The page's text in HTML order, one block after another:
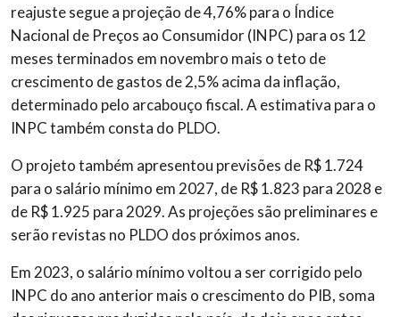
reajuste segue a projeção de 4,76% para o Índice
Nacional de Preços ao Consumidor (INPC) para os 12
meses terminados em novembro mais o teto de
crescimento de gastos de 2,5% acima da inflação,
determinado pelo arcabouço fiscal. A estimativa para o
INPC também consta do PLDO.
O projeto também apresentou previsões de R$ 1.724
para o salário mínimo em 2027, de R$ 1.823 para 2028 e
de R$ 1.925 para 2029. As projeções são preliminares e
serão revistas no PLDO dos próximos anos.
Em 2023, o salário mínimo voltou a ser corrigido pelo
INPC do ano anterior mais o crescimento do PIB, soma